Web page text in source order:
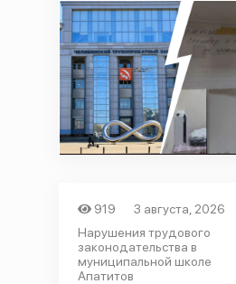
919
3 августа, 2026
Нарушения трудового
законодательства в
муниципальной школе
Апатитов